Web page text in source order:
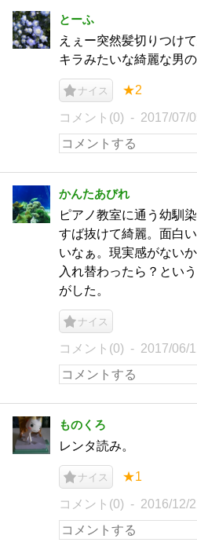
とーふ
えぇー突然髪切りつけ
キラみたいな綺麗な男
ナイス ★2
コメント(0) 2017/07/
かんたあびれ
ピアノ教室に通う幼馴
すば抜けて綺麗。面白
いなぁ。現実感がない
入れ替わったら？とい
がした。
ナイス
コメント(0) 2017/06/
ものくろ
レンタ読み。
ナイス ★1
コメント(0) 2016/12/